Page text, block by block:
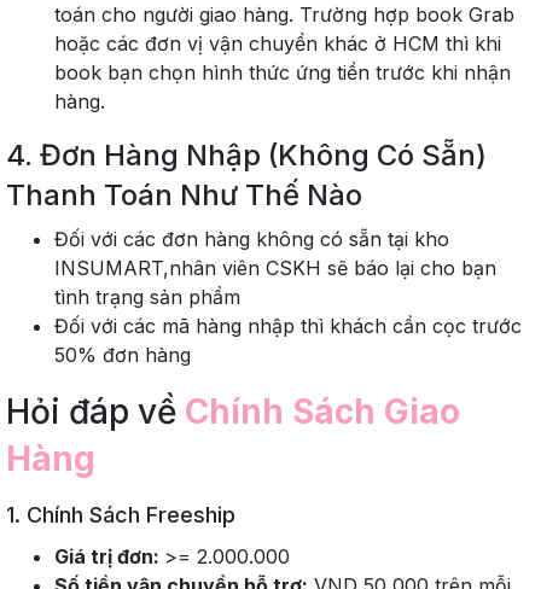
toán cho người giao hàng. Trường hợp book Grab
hoặc các đơn vị vận chuyển khác ở HCM thì khi
book bạn chọn hình thức ứng tiền trước khi nhận
hàng.
4. Đơn Hàng Nhập (Không Có Sẵn)
Thanh Toán Như Thế Nào
Đối với các đơn hàng không có sẵn tại kho
INSUMART,nhân viên CSKH sẽ báo lại cho bạn
tình trạng sản phẩm
Đối với các mã hàng nhập thì khách cần cọc trước
50% đơn hàng
Hỏi đáp về Chính Sách Giao
Hàng
1. Chính Sách Freeship
Giá trị đơn: >= 2.000.000